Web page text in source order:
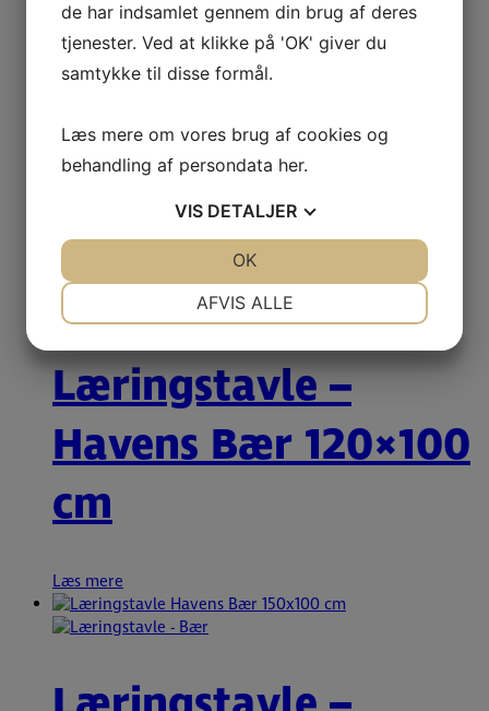
Læringstavle –
Blomster i Naturen
150×100 cm
Læringstavle –
Havens Bær 120×100
cm
Læs mere
de har indsamlet gennem din brug af deres
tjenester. Ved at klikke på 'OK' giver du
samtykke til disse formål.
Læs mere om vores brug af cookies og
behandling af persondata her.
VIS DETALJER
MARKETING
AFVIS ALLE
OK